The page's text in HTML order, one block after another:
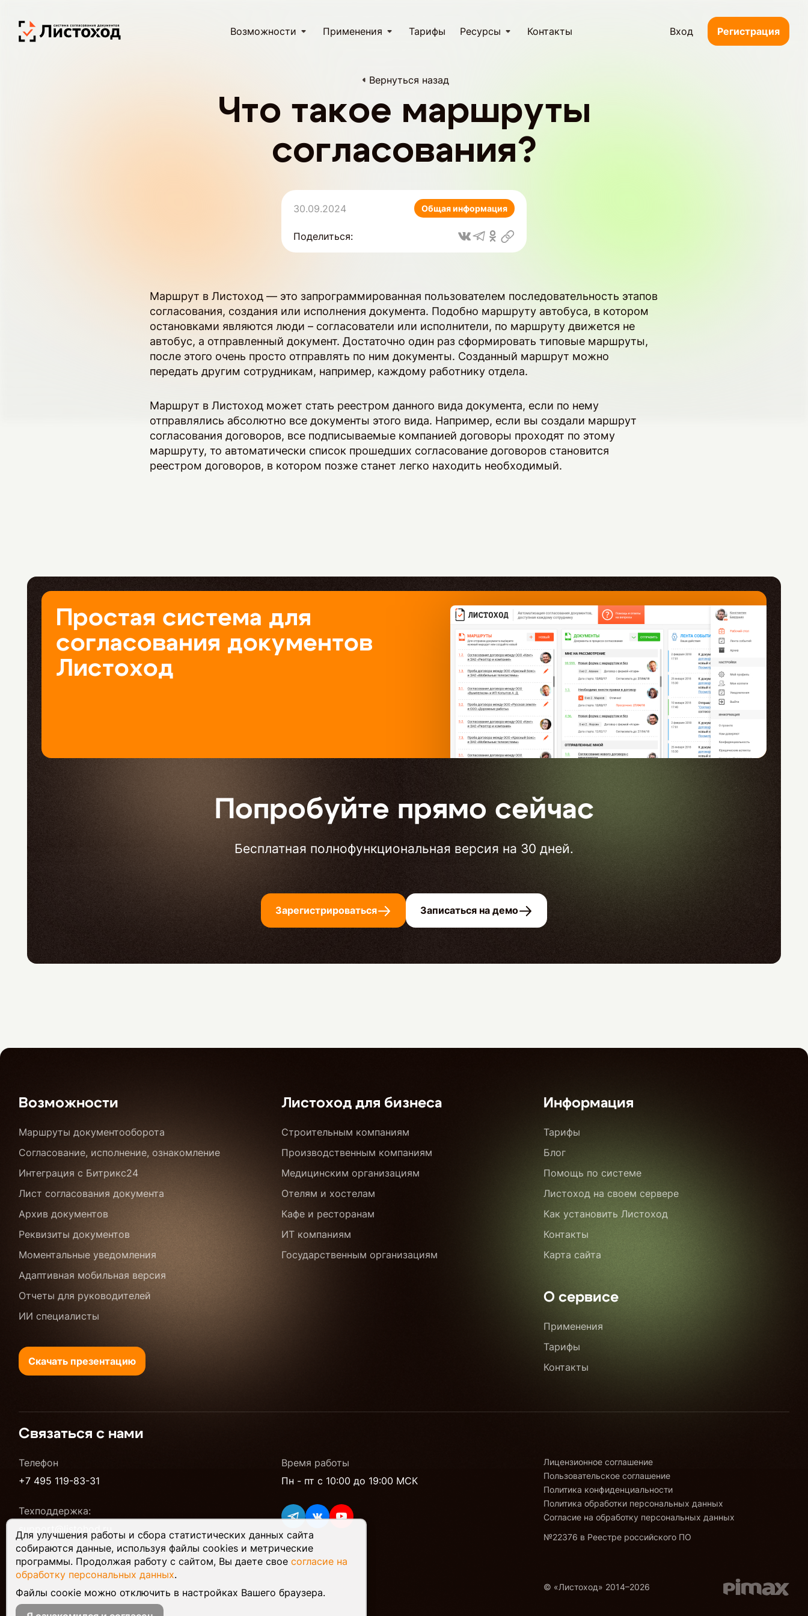
Возможности Применения Тарифы Ресурсы Контакты Вход Регистрация
Вернуться назад
Что такое маршруты
согласования?
30.09.2024 Общая информация
Поделиться:
Маршрут в Листоход — это запрограммированная пользователем последовательность этапов
согласования, создания или исполнения документа. Подобно маршруту автобуса, в котором
остановками являются люди – согласователи или исполнители, по маршруту движется не
автобус, а отправленный документ. Достаточно один раз сформировать типовые маршруты,
после этого очень просто отправлять по ним документы. Созданный маршрут можно
передать другим сотрудникам, например, каждому работнику отдела.
Маршрут в Листоход может стать реестром данного вида документа, если по нему
отправлялись абсолютно все документы этого вида. Например, если вы создали маршрут
согласования договоров, все подписываемые компанией договоры проходят по этому
маршруту, то автоматически список прошедших согласование договоров становится
реестром договоров, в котором позже станет легко находить необходимый.
Простая система для
согласования документов
Листоход
Попробуйте прямо сейчас
Бесплатная полнофункциональная версия на 30 дней.
Зарегистрироваться Записаться на демо
Возможности
Маршруты документооборота
Согласование, исполнение, ознакомление
Интеграция с Битрикс24
Лист согласования документа
Архив документов
Реквизиты документов
Моментальные уведомления
Адаптивная мобильная версия
Отчеты для руководителей
ИИ специалисты
Скачать презентацию
Листоход для бизнеса
Строительным компаниям
Производственным компаниям
Медицинским организациям
Отелям и хостелам
Кафе и ресторанам
ИТ компаниям
Государственным организациям
Информация
Тарифы
Блог
Помощь по системе
Листоход на своем сервере
Как установить Листоход
Контакты
Карта сайта
О сервисе
Применения
Тарифы
Контакты
Связаться с нами
Телефон
+7 495 119-83-31
Техподдержка:
support@listohod.ru
Время работы
Пн - пт с 10:00 до 19:00 МСК
Лицензионное соглашение
Пользовательское соглашение
Политика конфиденциальности
Политика обработки персональных данных
Согласие на обработку персональных данных
№22376 в Реестре российского ПО
© «Листоход» 2014–2026
Для улучшения работы и сбора статистических данных сайта
собираются данные, используя файлы cookies и метрические
программы. Продолжая работу с сайтом, Вы даете свое согласие на
обработку персональных данных.
Файлы соокіе можно отключить в настройках Вашего браузера.